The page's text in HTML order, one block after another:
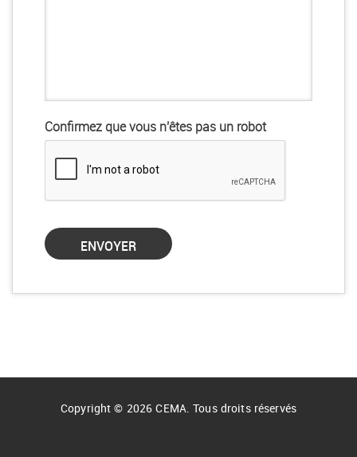
Confirmez que vous n'êtes pas un robot
Copyright © 2026 CEMA. Tous droits réservés